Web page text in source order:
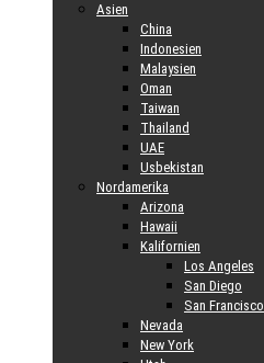
Asien
China
Indonesien
Malaysien
Oman
Taiwan
Thailand
UAE
Usbekistan
Nordamerika
Arizona
Hawaii
Kalifornien
Los Angeles
San Diego
San Francisco
Nevada
New York